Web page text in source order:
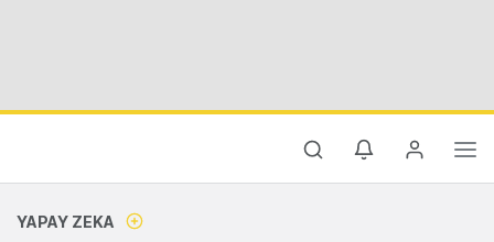
YAPAY ZEKA